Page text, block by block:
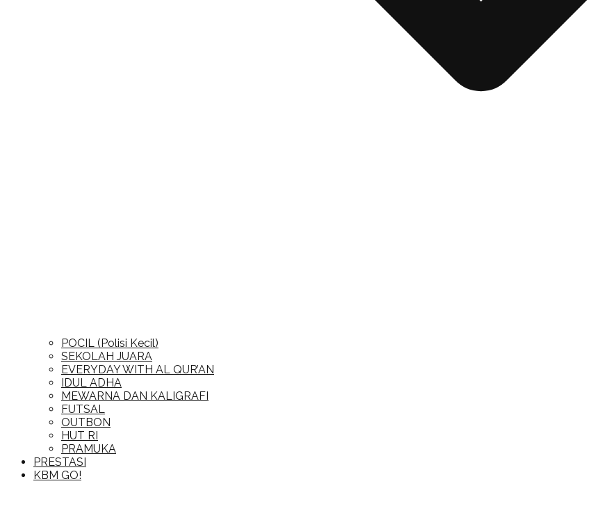
POCIL (Polisi Kecil)
SEKOLAH JUARA
EVERYDAY WITH AL QUR’AN
IDUL ADHA
MEWARNA DAN KALIGRAFI
FUTSAL
OUTBON
HUT RI
PRAMUKA
PRESTASI
KBM GO!